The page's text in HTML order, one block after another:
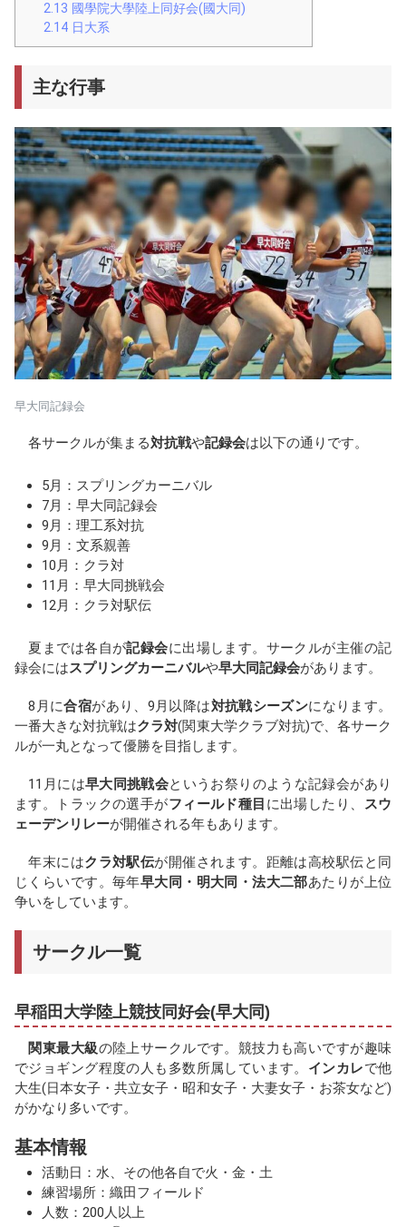
2.13 國學院大學陸上同好会(國大同)
2.14 日大系
主な行事
早大同記録会
各サークルが集まる対抗戦や記録会は以下の通りです。
5月：スプリングカーニバル
7月：早大同記録会
9月：理工系対抗
9月：文系親善
10月：クラ対
11月：早大同挑戦会
12月：クラ対駅伝
夏までは各自が記録会に出場します。サークルが主催の記
録会にはスプリングカーニバルや早大同記録会があります。
8月に合宿があり、9月以降は対抗戦シーズンになります。
一番大きな対抗戦はクラ対(関東大学クラブ対抗)で、各サーク
ルが一丸となって優勝を目指します。
11月には早大同挑戦会というお祭りのような記録会があり
ます。トラックの選手がフィールド種目 に出場したり、 スウ
ェーデンリレーが開催される年もあります。
年末にはクラ対駅伝が開催されます。距離は高校駅伝と同
じくらいです。毎年早大同・明大同・法大二部あたりが上位
争いをしています。
サークル一覧
早稲田大学陸上競技同好会(早大同)
関東最大級の陸上サークルです。競技力も高いですが趣味
でジョギング程度の人も多数所属しています。 インカレで他
大生(日本女子・共立女子・昭和女子・大妻女子・お茶女など)
がかなり多いです。
基本情報
活動日：水、その他各自で火・金・土
練習場所：織田フィールド
人数：200人以上